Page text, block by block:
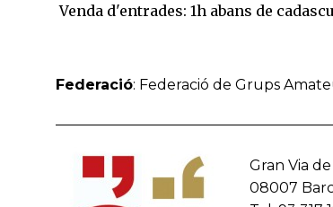
Venda d'entrades: 1h abans de
Federació: Federació de Grups
Gran Via
08007